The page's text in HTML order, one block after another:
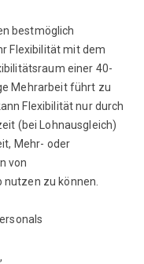
bestmöglich
Flexibilität mit dem
einer 40-
Mehrarbeit führt zu
Flexibilität nur durch
(bei Lohnausgleich)
Mehr- oder
von
zu können.